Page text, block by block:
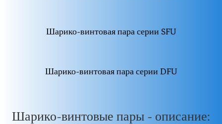
Шарико-винтовая пара серии SFU
Шарико-винтовая пара серии DFU
Шарико-винтовые пары - описание: